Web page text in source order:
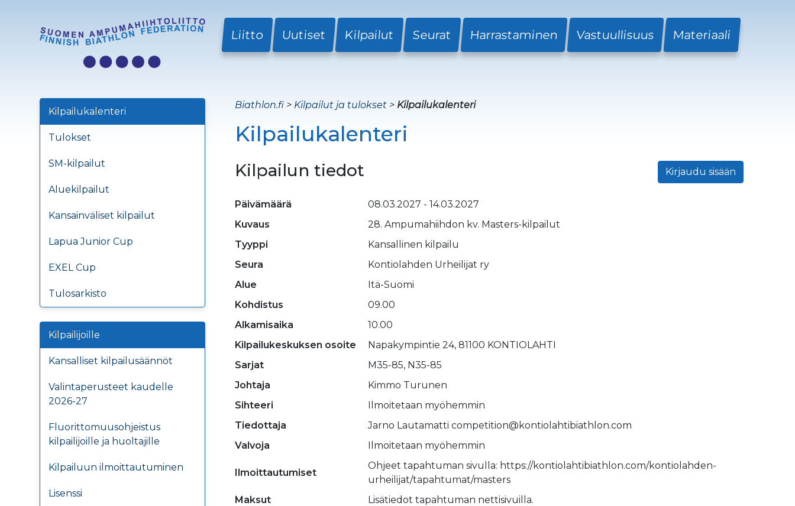
Liitto Uutiset Kilpailut Seurat Harrastaminen Vastuullisuus Materiaali
Kilpailukalenteri
Tulokset
SM-kilpailut
Aluekilpailut
Kansainväliset kilpailut
Lapua Junior Cup
EXEL Cup
Tulosarkisto
Kilpailijoille
Kansalliset kilpailusäännöt
Valintaperusteet kaudelle
2026-27
Fluorittomuusohjeistus
kilpailijoille ja huoltajille
Kilpailuun ilmoittautuminen
Lisenssi
Biathlon.fi > Kilpailut ja tulokset > Kilpailukalenteri
Kilpailukalenteri
Kirjaudu sisään
Kilpailun tiedot
Päivämäärä
08.03.2027 - 14.03.2027
Kuvaus
28. Ampumahiihdon kv. Masters-kilpailut
Tyyppi
Kansallinen kilpailu
Seura
Kontiolahden Urheilijat ry
Alue
Itä-Suomi
Kohdistus
09.00
Alkamisaika
10.00
Kilpailukeskuksen osoite
Napakympintie 24, 81100 KONTIOLAHTI
Sarjat
M35-85, N35-85
Johtaja
Kimmo Turunen
Sihteeri
Ilmoitetaan myöhemmin
Tiedottaja
Jarno Lautamatti competition@kontiolahtibiathlon.com
Valvoja
Ilmoitetaan myöhemmin
Ilmoittautumiset
Ohjeet tapahtuman sivulla: https://kontiolahtibiathlon.com/kontiolahden-
urheilijat/tapahtumat/masters
Maksut
Lisätiedot tapahtuman nettisivuilla.